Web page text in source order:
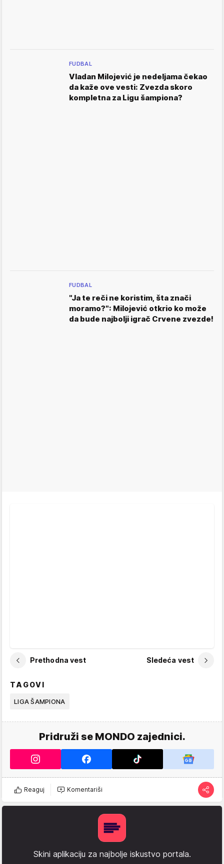
FUDBAL
Vladan Milojević je nedeljama čekao
da kaže ove vesti: Zvezda skoro
kompletna za Ligu šampiona?
FUDBAL
"Ja te reči ne koristim, šta znači
moramo?": Milojević otkrio ko može
da bude najbolji igrač Crvene zvezde!
Prethodna vest Sledeća vest
TAGOVI
LIGA ŠAMPIONA
Pridruži se MONDO zajednici.
Reaguj Komentariši
Skini aplikaciju za najbolje iskustvo portala.